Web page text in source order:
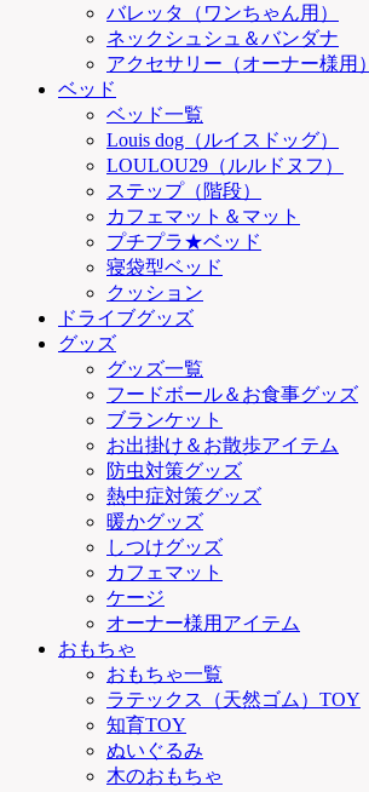
バレッタ（ワンちゃん用）
ネックシュシュ＆バンダナ
アクセサリー（オーナー様用）
ベッド
ベッド一覧
Louis dog（ルイスドッグ）
LOULOU29（ルルドヌフ）
ステップ（階段）
カフェマット＆マット
プチプラ★ベッド
寝袋型ベッド
クッション
ドライブグッズ
グッズ
グッズ一覧
フードボール＆お食事グッズ
ブランケット
お出掛け＆お散歩アイテム
防虫対策グッズ
熱中症対策グッズ
暖かグッズ
しつけグッズ
カフェマット
ケージ
オーナー様用アイテム
おもちゃ
おもちゃ一覧
ラテックス（天然ゴム）TOY
知育TOY
ぬいぐるみ
木のおもちゃ